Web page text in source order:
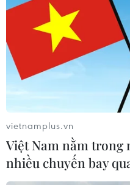
TP.HCM: Mưa như
vietnamplus.vn
Việt Nam nằm trong
nhiều chuyến bay